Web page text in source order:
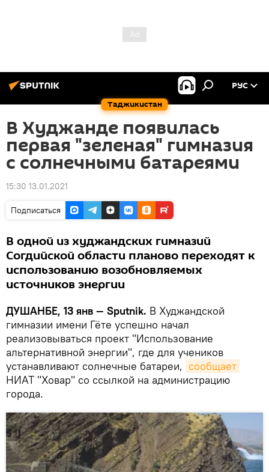
Таджикистан
РУС
В Худжанде появилась
первая "зеленая" гимназия
с солнечными батареями
15:30 13.01.2021
Подписаться
В одной из худжандских гимназий
Согдийской области планово переходят к
использованию возобновляемых
источников энергии
ДУШАНБЕ, 13 янв — Sputnik. В Худжандской
гимназии имени Гёте успешно начал
реализовываться проект "Использование
альтернативной энергии", где для учеников
устанавливают солнечные батареи, сообщает
НИАТ "Ховар" со ссылкой на администрацию
города.